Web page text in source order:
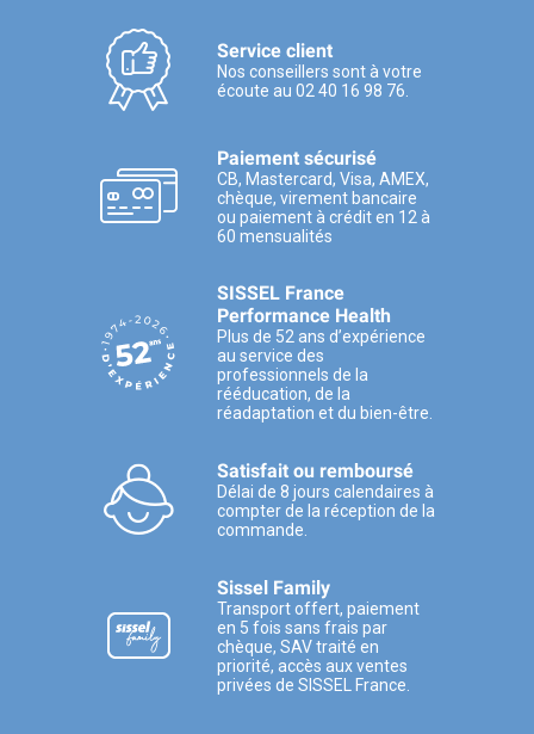
Service client
Nos conseillers sont à votre
écoute au 02 40 16 98 76.
Paiement sécurisé
CB, Mastercard, Visa, AMEX,
chèque, virement bancaire
ou paiement à crédit en 12 à
60 mensualités
SISSEL France
Performance Health
Plus de 52 ans d’expérience
au service des
professionnels de la
rééducation, de la
réadaptation et du bien-être.
Satisfait ou remboursé
Délai de 8 jours calendaires à
compter de la réception de la
commande.
Sissel Family
Transport offert, paiement
en 5 fois sans frais par
chèque, SAV traité en
priorité, accès aux ventes
privées de SISSEL France.